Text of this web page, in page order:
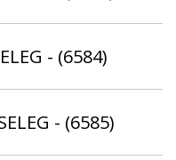
- (6584)
- (6585)